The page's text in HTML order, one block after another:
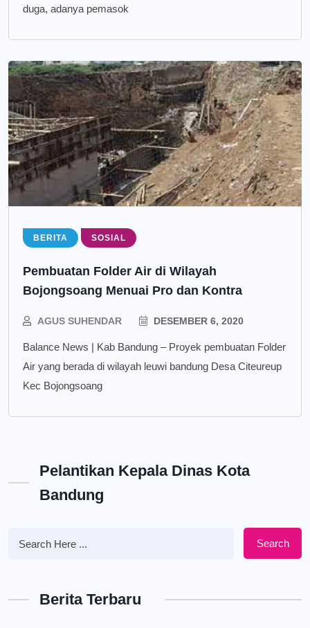
duga, adanya pemasok
BERITA SOSIAL
Pembuatan Folder Air di Wilayah
Bojongsoang Menuai Pro dan Kontra
AGUS SUHENDAR DESEMBER 6, 2020
Balance News | Kab Bandung – Proyek pembuatan Folder
Air yang berada di wilayah leuwi bandung Desa Citeureup
Kec Bojongsoang
Pelantikan Kepala Dinas Kota
Bandung
Search
Berita Terbaru